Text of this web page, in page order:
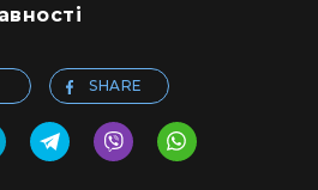
SHARE